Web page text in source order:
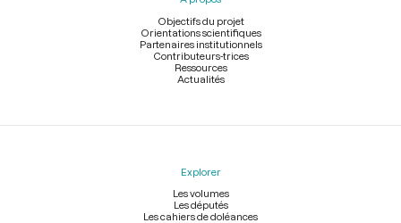
Objectifs du projet
Orientations scientifiques
Partenaires institutionnels
Contributeurs-trices
Ressources
Actualités
Explorer
Les volumes
Les députés
Les cahiers de doléances